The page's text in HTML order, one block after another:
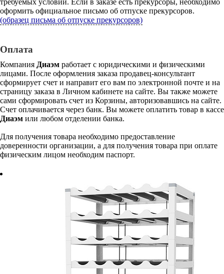
требуемых условий. Если в заказе есть прекурсоры, необходимо
оформить официальное письмо об отпуске прекурсоров.
(образец письма об отпуске прекурсоров)
Оплата
Компания Диаэм работает с юридическими и физическими
лицами. После оформления заказа продавец-консультант
сформирует счет и направит его вам по электронной почте и на
страницу заказа в Личном кабинете на сайте. Вы также можете
сами сформировать счет из Корзины, авторизовавшись на сайте.
Счет оплачивается через банк. Вы можете оплатить товар в кассе
Диаэм или любом отделении банка.
Для получения товара необходимо предоставление
доверенности организации, а для получения товара при оплате
физическим лицом необходим паспорт.